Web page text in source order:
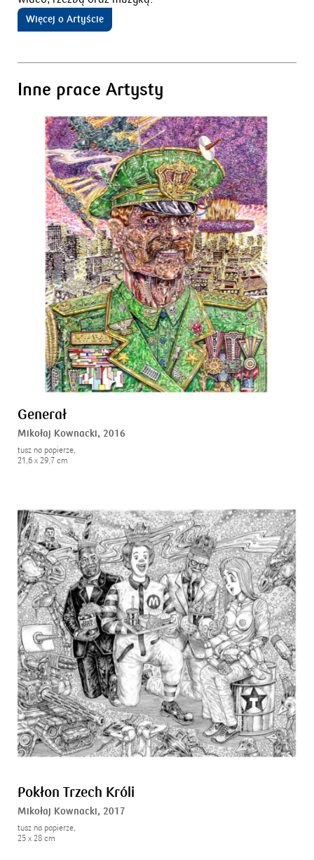
Więcej o Artyście
Inne prace Artysty
Generał
Mikołaj Kownacki, 2016
tusz na papierze,
21,6 x 29,7 cm
Pokłon Trzech Króli
Mikołaj Kownacki, 2017
tusz na papierze,
25 x 28 cm